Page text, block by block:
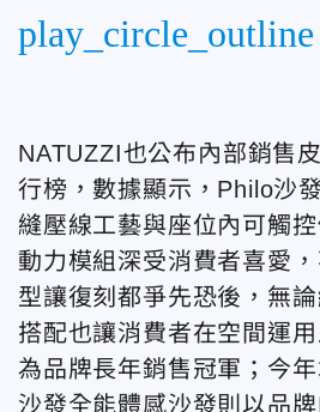
play_circle_outline
NATUZZI也公布內部銷售
行榜，數據顯示，Philo沙
縫壓線工藝與座位內可觸
動力模組深受消費者喜愛
型讓復刻都爭先恐後，無
搭配也讓消費者在空間運
為品牌長年銷售冠軍；今
沙發全能體感沙發則以品